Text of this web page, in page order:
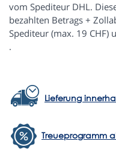
vom Spediteur DHL.
bezahlten Betrags +
Spediteur (max. 19 CHF)
.
Lieferung
Treueprogramm